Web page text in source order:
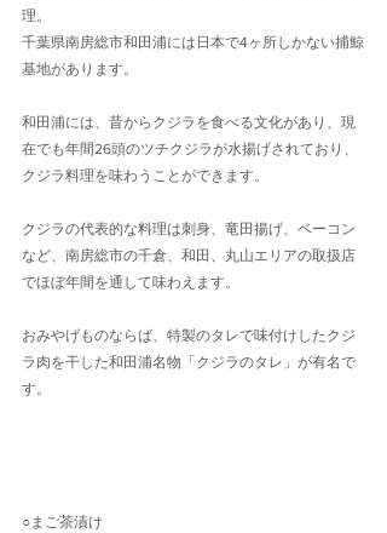
理。
千葉県南房総市和田浦には日本で4ヶ所しかない捕鯨
基地があります。
和田浦には、昔からクジラを食べる文化があり、現
在でも年間26頭のツチクジラが水揚げされており、
クジラ料理を味わうことができます。
クジラの代表的な料理は刺身、竜田揚げ、ベーコン
など、南房総市の千倉、和田、丸山エリアの取扱店
でほぼ年間を通して味わえます。
おみやげものならば、特製のタレで味付けしたクジ
ラ肉を干した和田浦名物「クジラのタレ」が有名で
す。
○まご茶漬け